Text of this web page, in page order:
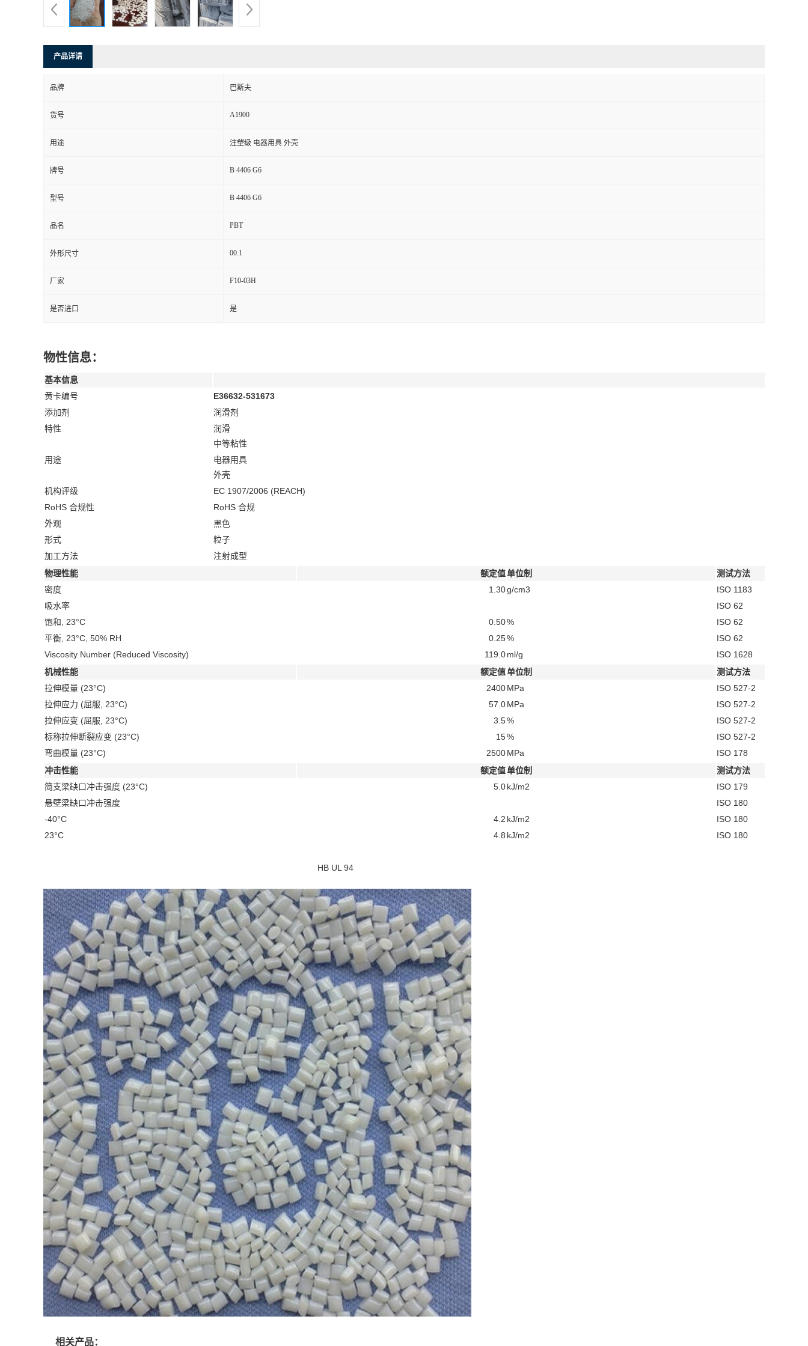
产品详请
品牌 巴斯夫
货号 A1900
用途 注塑级 电器用具 外壳
牌号 B 4406 G6
型号 B 4406 G6
品名 PBT
外形尺寸 00.1
厂家 F10-03H
是否进口 是
物性信息：
基本信息
黄卡编号
E36632-531673
添加剂
润滑剂
特性
润滑
中等粘性
用途
电器用具
外壳
机构评级
EC 1907/2006 (REACH)
RoHS 合规性
RoHS 合规
外观
黑色
形式
粒子
加工方法
注射成型
物理性能
额定值单位制
测试方法
密度
1.30g/cm3
ISO 1183
吸水率
ISO 62
饱和, 23°C
0.50%
ISO 62
平衡, 23°C, 50% RH
0.25%
ISO 62
Viscosity Number (Reduced Viscosity)
119.0ml/g
ISO 1628
机械性能
额定值单位制
测试方法
拉伸模量 (23°C) 2400MPa
ISO 527-2
拉伸应力 (屈服, 23°C) 57.0MPa
ISO 527-2
拉伸应变 (屈服, 23°C) 3.5%
ISO 527-2
标称拉伸断裂应变 (23°C) 15%
ISO 527-2
弯曲模量 (23°C) 2500MPa
ISO 178
冲击性能
额定值单位制
测试方法
简支梁缺口冲击强度 (23°C) 5.0kJ/m2
ISO 179
悬壁梁缺口冲击强度
ISO 180
-40°C
4.2 kJ/m2
ISO 180
23°C
4.8 kJ/m2 ISO 180
HB UL 94
相关产品：